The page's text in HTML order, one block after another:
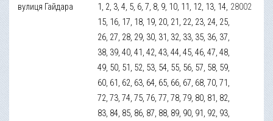
вулиця Гайдара
1, 2, 3, 4, 5, 6, 7, 8, 9, 10, 11, 12, 13, 14,
15, 16, 17, 18, 19, 20, 21, 22, 23, 24, 25,
26, 27, 28, 29, 30, 31, 32, 33, 35, 36, 37,
38, 39, 40, 41, 42, 43, 44, 45, 46, 47, 48,
49, 50, 51, 52, 53, 54, 55, 56, 57, 58, 59,
60, 61, 62, 63, 64, 65, 66, 67, 68, 70, 71,
72, 73, 74, 75, 76, 77, 78, 79, 80, 81, 82,
83, 84, 85, 86, 87, 88, 89, 90, 91, 92, 93,
28002